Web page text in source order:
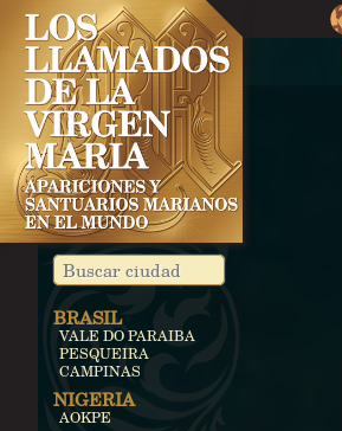
BRASIL
VALE DO PARAIBA
PESQUEIRA
CAMPINAS
NIGERIA
AOKPE